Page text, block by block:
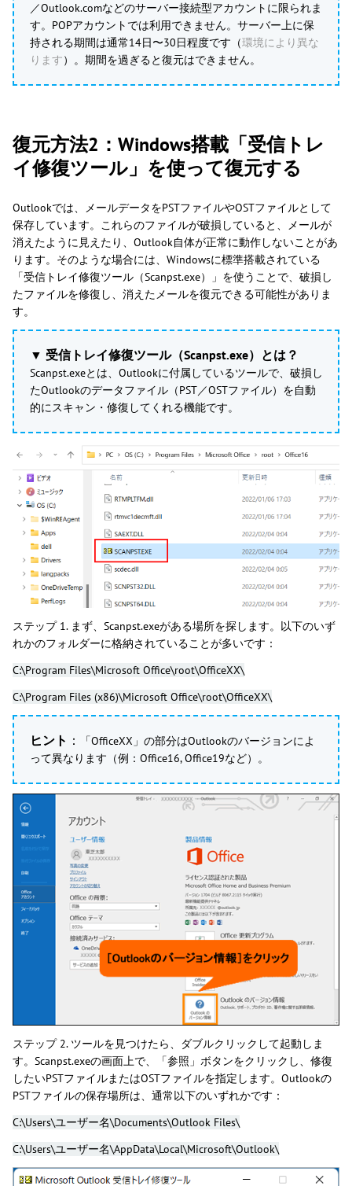
／Outlook.comなどのサーバー接続型アカウントに限られま
す。POPアカウントでは利用できません。サーバー上に保
持される期間は通常14日〜30日程度です（環境により異な
ります）。期間を過ぎると復元はできません。
復元方法2：Windows搭載「受信トレ
イ修復ツール」を使って復元する
Outlookでは、メールデータをPSTファイルやOSTファイルとして
保存しています。これらのファイルが破損していると、メールが
消えたように見えたり、Outlook自体が正常に動作しないことがあ
ります。そのような場合には、Windowsに標準搭載されている
「受信トレイ修復ツール（Scanpst.exe）」を使うことで、破損し
たファイルを修復し、消えたメールを復元できる可能性がありま
す。
▼ 受信トレイ修復ツール（Scanpst.exe）とは？
Scanpst.exeとは、Outlookに付属しているツールで、破損し
たOutlookのデータファイル（PST／OSTファイル）を自動
的にスキャン・修復してくれる機能です。
ステップ 1. まず、Scanpst.exeがある場所を探します。以下のいず
れかのフォルダーに格納されていることが多いです：
C:\Program Files\Microsoft Office\root\OfficeXX\
C:\Program Files (x86)\Microsoft Office\root\OfficeXX\
ヒント ：
「OfficeXX」の部分はOutlookのバージョンによ
って異なります（例：Office16, Office19など）。
ステップ 2. ツールを見つけたら、ダブルクリックして起動しま
す。Scanpst.exeの画面上で、「参照」ボタンをクリックし、修復
したいPSTファイルまたはOSTファイルを指定します。Outlookの
PSTファイルの保存場所は、通常以下のいずれかです：
C:\Users\ユーザー名\Documents\Outlook Files\
C:\Users\ユーザー名\AppData\Local\Microsoft\Outlook\